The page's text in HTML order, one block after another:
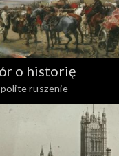
o historię
ruszenie